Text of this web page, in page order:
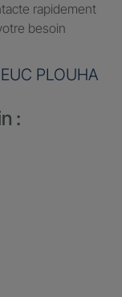
rapidement
besoin
PLOUHA
: